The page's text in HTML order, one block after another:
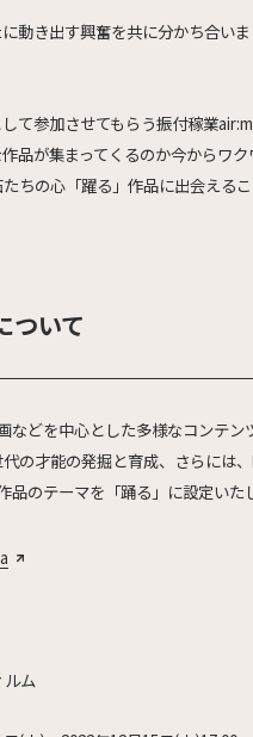
動き出す興奮を共に分かち合いま
て参加させてもらう振付稼業
品が集まってくるのか今からワ
ちの心「躍る」作品に出会える
ついて
などを中心とした多様なコンテ
の才能の発掘と育成、さらには
のテーマを「踊る」に設定いた
ルム